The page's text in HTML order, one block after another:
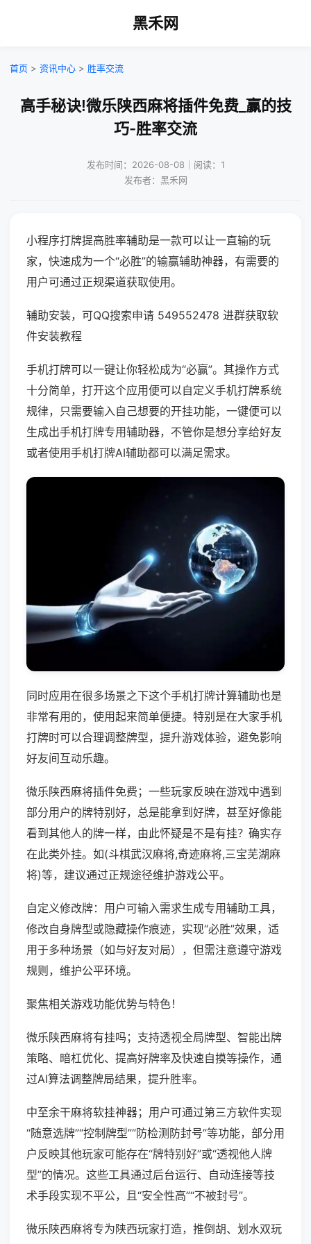
黑禾网
首页 > 资讯中心 > 胜率交流
高手秘诀!微乐陕西麻将插件免费_赢的技
巧-胜率交流
发布时间：2026-08-08｜阅读：1
发布者：黑禾网
小程序打牌提高胜率辅助是一款可以让一直输的玩
家，快速成为一个“必胜”的输赢辅助神器，有需要的
用户可通过正规渠道获取使用。
辅助安装，可QQ搜索申请 549552478 进群获取软
件安装教程
手机打牌可以一键让你轻松成为“必赢”。其操作方式
十分简单，打开这个应用便可以自定义手机打牌系统
规律，只需要输入自己想要的开挂功能，一键便可以
生成出手机打牌专用辅助器，不管你是想分享给好友
或者使用手机打牌AI辅助都可以满足需求。
同时应用在很多场景之下这个手机打牌计算辅助也是
非常有用的，使用起来简单便捷。特别是在大家手机
打牌时可以合理调整牌型，提升游戏体验，避免影响
好友间互动乐趣。
微乐陕西麻将插件免费；一些玩家反映在游戏中遇到
部分用户的牌特别好，总是能拿到好牌，甚至好像能
看到其他人的牌一样，由此怀疑是不是有挂？确实存
在此类外挂。如(斗棋武汉麻将,奇迹麻将,三宝芜湖麻
将)等，建议通过正规途径维护游戏公平。
自定义修改牌：用户可输入需求生成专用辅助工具，
修改自身牌型或隐藏操作痕迹，实现“必胜”效果，适
用于多种场景（如与好友对局），但需注意遵守游戏
规则，维护公平环境。
聚焦相关游戏功能优势与特色！
微乐陕西麻将有挂吗；支持透视全局牌型、智能出牌
策略、暗杠优化、提高好牌率及快速自摸等操作，通
过AI算法调整牌局结果，提升胜率。
中至余干麻将软挂神器；用户可通过第三方软件实现
“随意选牌”“控制牌型”“防检测防封号”等功能，部分用
户反映其他玩家可能存在“牌特别好”或“透视他人牌
型”的情况。这些工具通过后台运行、自动连接等技
术手段实现不平公，且“安全性高”“不被封号”。
微乐陕西麻将专为陕西玩家打造，推倒胡、划水双玩